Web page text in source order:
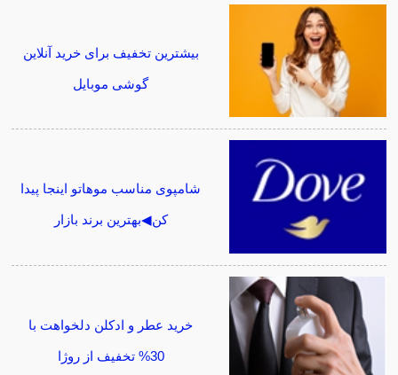
بیشترین تخفیف برای خرید آنلاین
گوشی موبایل
شامپوی مناسب موهاتو اینجا پیدا
کن◀بهترین برند بازار
خرید عطر و ادکلن دلخواهت با
30% تخفیف از روژا